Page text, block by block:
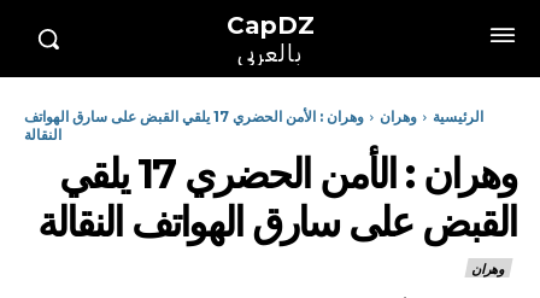
CapDZ
بالعربي
الرئيسية وهران
وهران : الأمن الحضري 17 يلقي القبض على سارق الهواتف
النقالة
وهران : الأمن الحضري 17 يلقي
القبض على سارق الهواتف النقالة
وهران